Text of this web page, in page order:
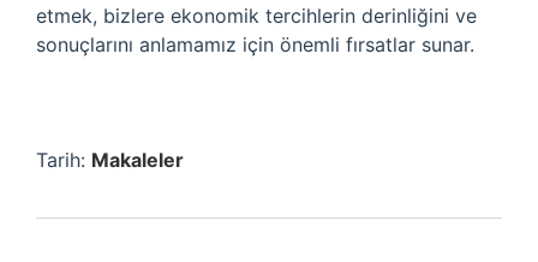
etmek, bizlere ekonomik tercihlerin derinliğini ve
sonuçlarını anlamamız için önemli fırsatlar sunar.
Tarih: Makaleler